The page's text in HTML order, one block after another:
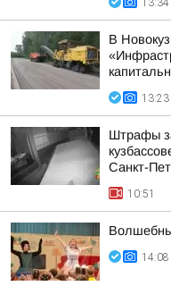
13:34
В
13:23
Штрафы
Санкт-
10:51
14:08